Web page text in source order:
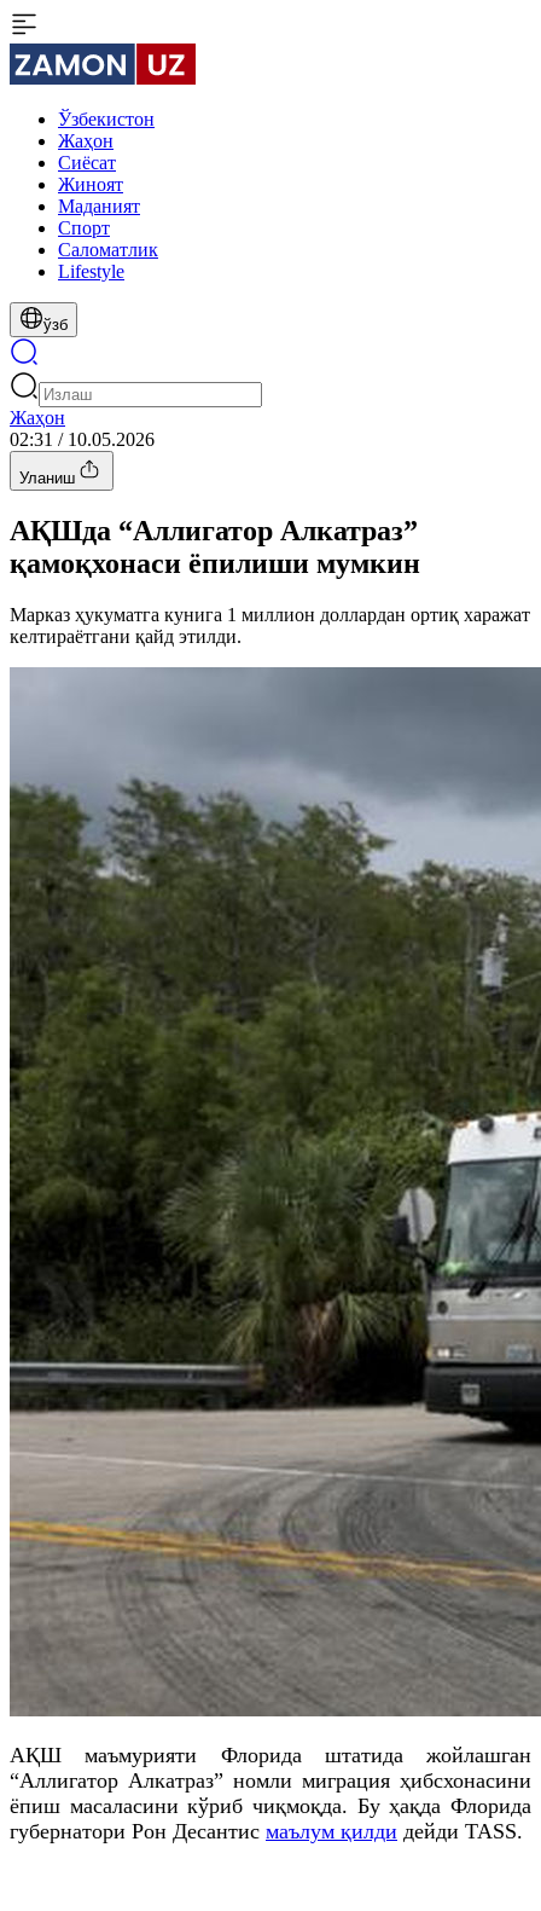
Ўзбекистон
Жаҳон
Сиёсат
Жиноят
Маданият
Спорт
Cаломатлик
Lifestyle
ўзб
Жаҳон
02:31 / 10.05.2026
Уланиш
АҚШда “Аллигатор Алкатраз”
қамоқхонаси ёпилиши мумкин
Марказ ҳукуматга кунига 1 миллион доллардан ортиқ харажат
келтираётгани қайд этилди.
АҚШ маъмурияти Флорида штатида жойлашган
“Аллигатор Алкатраз” номли миграция ҳибсхонасини
ёпиш масаласини кўриб чиқмоқда. Бу ҳақда Флорида
губернатори Рон Десантис маълум қилди дейди TASS.